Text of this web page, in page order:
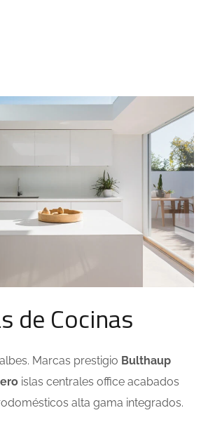
de Cocinas
Marcas prestigio Bulthaup
islas centrales office acabados
alta gama integrados.